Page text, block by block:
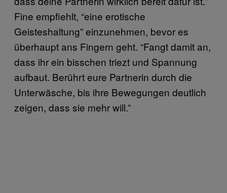
Fine empfiehlt, “eine erotische
Geisteshaltung” einzunehmen, bevor es
überhaupt ans Fingern geht. “Fangt damit an,
dass ihr ein bisschen triezt und Spannung
aufbaut. Berührt eure Partnerin durch die
Unterwäsche, bis ihre Bewegungen deutlich
zeigen, dass sie mehr will.”